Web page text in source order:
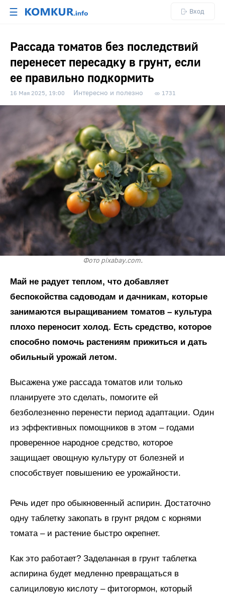
☰ Вход
Рассада томатов без последствий
перенесет пересадку в грунт, если
ее правильно подкормить
16 Мая 2025, 19:00 Интересно и полезно 1731
Фото pixabay.com.
Май не радует теплом, что добавляет
беспокойства садоводам и дачникам, которые
занимаются выращиванием томатов – культура
плохо переносит холод. Есть средство, которое
способно помочь растениям прижиться и дать
обильный урожай летом.
Высажена уже рассада томатов или только
планируете это сделать, помогите ей
безболезненно перенести период адаптации. Один
из эффективных помощников в этом – годами
проверенное народное средство, которое
защищает овощную культуру от болезней и
способствует повышению ее урожайности.
Речь идет про обыкновенный аспирин. Достаточно
одну таблетку закопать в грунт рядом с корнями
томата – и растение быстро окрепнет.
Как это работает? Заделанная в грунт таблетка
аспирина будет медленно превращаться в
салициловую кислоту – фитогормон, который